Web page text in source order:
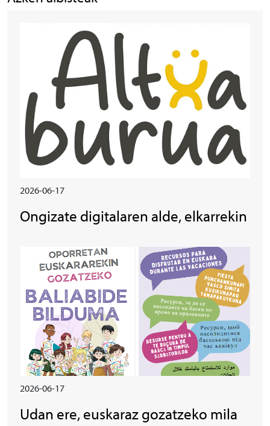
2026-06-17
Ongizate digitalaren alde, elkarrekin
2026-06-17
Udan ere, euskaraz gozatzeko mila